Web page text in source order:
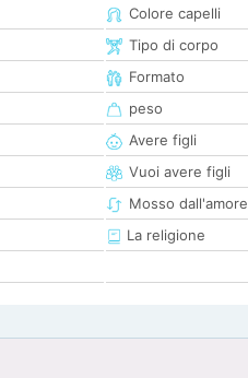
Colore capelli
Tipo di corpo
Formato
peso
Avere figli
Vuoi avere figli
Mosso dall'amore
La religione